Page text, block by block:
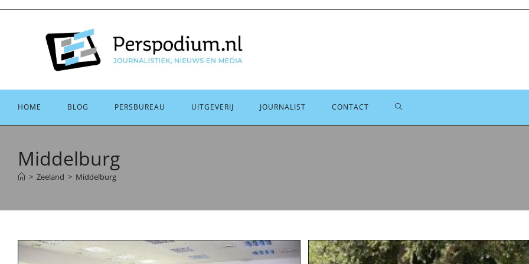
Ga
HOME BLOG PERSBUREAU UITGEVERIJ JOURNALIST CONTACT TOGGLE
Middelburg
> Zeeland > Middelburg